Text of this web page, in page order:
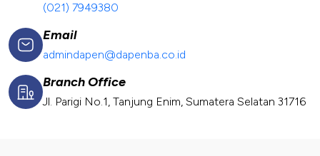
(021) 7949380
Email
admindapen@dapenba.co.id
Branch Office
Jl. Parigi No.1, Tanjung Enim, Sumatera Selatan 31716